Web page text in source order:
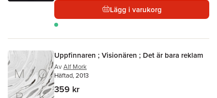
Lägg i varukorg
Uppfinnaren ; Visionären ; Det är bara reklam
Av Alf Mork
Häftad, 2013
359 kr